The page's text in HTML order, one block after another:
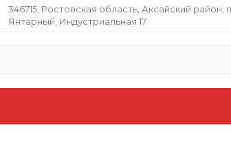
346715, Ростовская область​, Аксайский район,
Янтарный, Индустриальная 17